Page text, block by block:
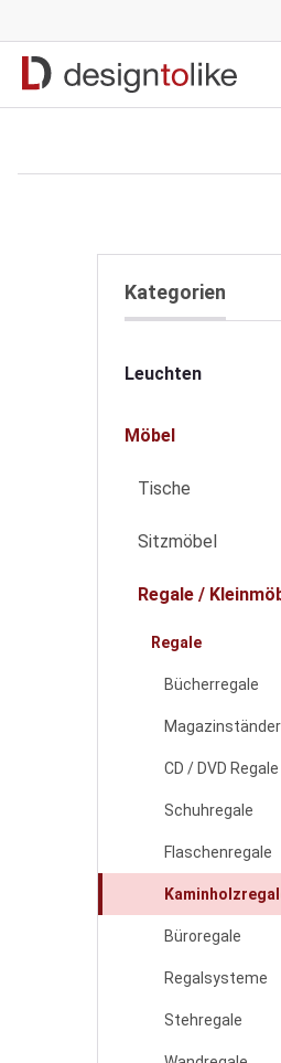
Kategorien
Leuchten
Möbel
Tische
Sitzmöbel
Regale /
Regale
Bücherregale
Magazinständer
CD / DVD Regale
Schuhregale
Flaschenregale
Büroregale
Regalsysteme
Stehregale